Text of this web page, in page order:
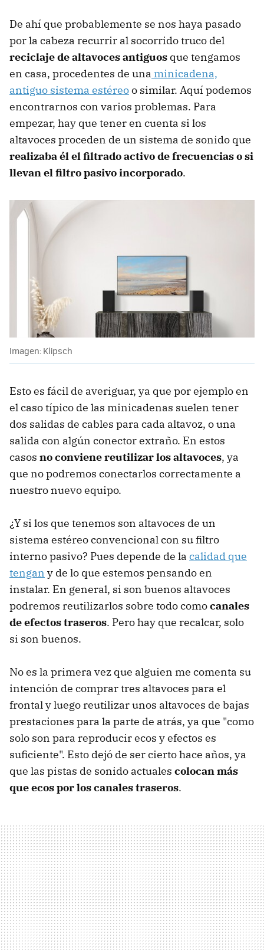
De ahí que probablemente se nos haya pasado
por la cabeza recurrir al socorrido truco del
reciclaje de altavoces antiguos que tengamos
en casa, procedentes de una minicadena,
antiguo sistema estéreoo similar. Aquí podemos
encontrarnos con varios problemas. Para
empezar, hay que tener en cuenta si los
altavoces proceden de un sistema de sonido que
realizaba él el filtrado activo de frecuencias o si
llevan el filtro pasivo incorporado.
Imagen: Klipsch
Esto es fácil de averiguar, ya que por ejemplo en
el caso típico de las minicadenas suelen tener
dos salidas de cables para cada altavoz, o una
salida con algún conector extraño. En estos
casos no conviene reutilizar los altavoces, ya
que no podremos conectarlos correctamente a
nuestro nuevo equipo.
¿Y si los que tenemos son altavoces de un
sistema estéreo convencional con su filtro
interno pasivo? Pues depende de la calidad que
tengan y de lo que estemos pensando en
instalar. En general, si son buenos altavoces
podremos reutilizarlos sobre todo comocanales
de efectos traseros. Pero hay que recalcar, solo
si son buenos.
No es la primera vez que alguien me comenta su
intención de comprar tres altavoces para el
frontal y luego reutilizar unos altavoces de bajas
prestaciones para la parte de atrás, ya que "como
solo son para reproducir ecos y efectos es
suficiente". Esto dejó de ser cierto hace años, ya
que las pistas de sonido actuales colocan más
que ecos por los canales traseros.